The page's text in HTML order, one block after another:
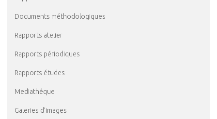
Documents méthodologiques
Rapports atelier
Rapports périodiques
Rapports études
Mediathéque
Galeries d’images